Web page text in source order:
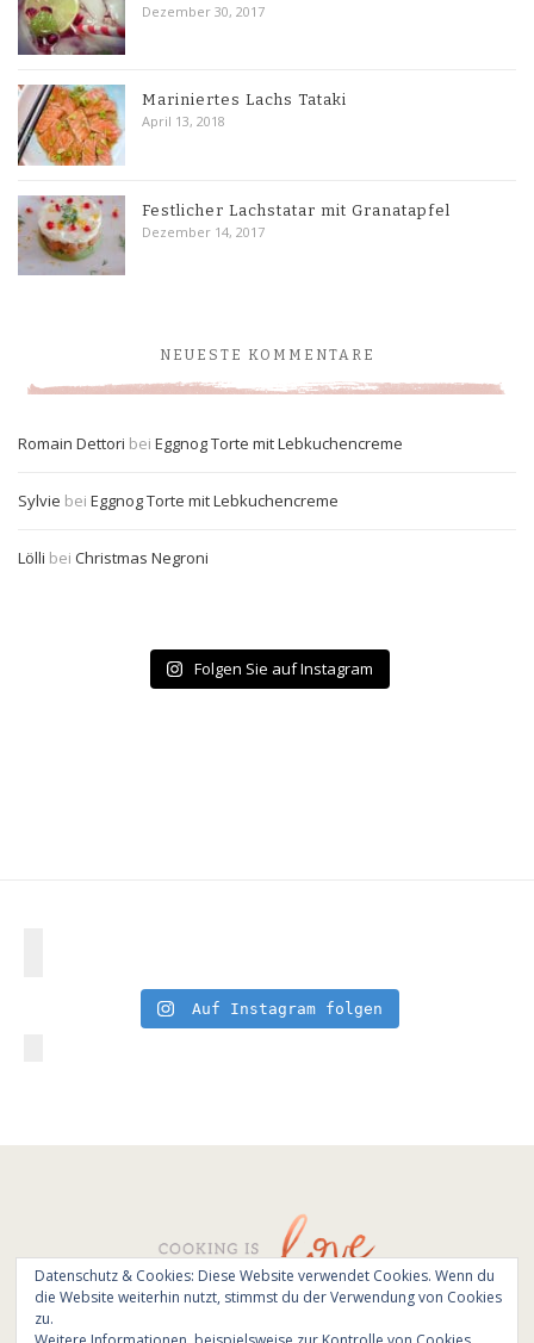
Dezember 30, 2017
Mariniertes Lachs Tataki
April 13, 2018
Festlicher Lachstatar mit Granatapfel
Dezember 14, 2017
NEUESTE KOMMENTARE
Romain Dettori bei Eggnog Torte mit Lebkuchencreme
Sylvie bei Eggnog Torte mit Lebkuchencreme
Lölli bei Christmas Negroni
Folgen Sie auf Instagram
Auf Instagram folgen
© All Rights Reserved - Cooking is love 2017.
Datenschutz & Cookies: Diese Website verwendet Cookies. Wenn du
die Website weiterhin nutzt, stimmst du der Verwendung von Cookies
zu.